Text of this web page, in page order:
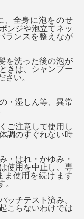
を思わせるジュニ
レンドしていま
唯一、感情や記憶
へ直接伝わりま
足りなくなる場合がありま
立ててください。
して終了。洗い流
いっしょに、
（新月）』の香
湯船に入る直前に
20分ほど、ゆっ
ャワーで流さず
ソルトの香りは、
、ほとんど感じな
おかげでしょう、
。
忙しさと疲れで、
（新月）』を使
のうちにお風呂
れた時の記憶や心
から意識が“離れ
「あ、書き出しは
、全身に泡をのせ
ンジや泡立てネッ
ランスを整えなが
を洗った後の泡が
きは、シャンプー
い。
・湿しん等、異常
ご注意して使用し
調のすぐれない時
・はれ・かゆみ・
使用を中止し、専
ま使用を続けます
ッチテスト済み。
こらないわけでは